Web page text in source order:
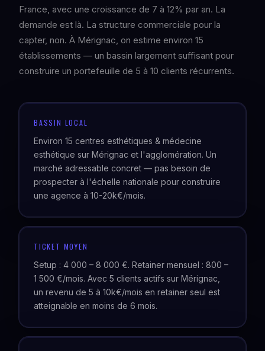
France, avec une croissance de 7 à 12% par an. La
demande est là. La structure commerciale pour la
capter, non. À Mérignac, on estime environ 15
établissements — un bassin largement suffisant pour
construire un portefeuille de 5 à 10 clients récurrents.
BASSIN LOCAL
Environ 15 centres esthétiques & médecine
esthétique sur Mérignac et l'agglomération. Un
marché adressable concret — pas besoin de
prospecter à l'échelle nationale pour construire
une agence à 10-20k€/mois.
TICKET MOYEN
Setup : 4 000 – 8 000 €. Retainer mensuel : 800 –
1 500 €/mois. Avec 5 clients actifs sur Mérignac,
un revenu de 5 à 10k€/mois en retainer seul est
atteignable en moins de 6 mois.